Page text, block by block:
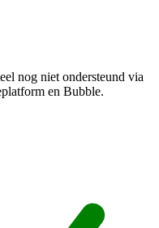
nog niet ondersteund via
en Bubble.